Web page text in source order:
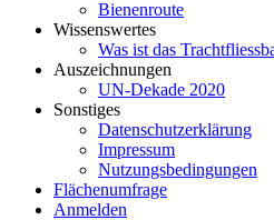
Bienenroute
Wissenswertes
Was ist das
Auszeichnungen
UN-Dekade 2020
Sonstiges
Datenschutzerklärung
Impressum
Nutzungsbedingungen
Flächenumfrage
Anmelden